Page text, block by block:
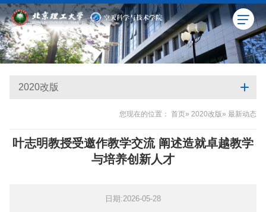
2020改版
您现在的位置： 首页» 2020改版» 最新动态
叶志明教授受邀作教学交流 阐述造就卓越教学
与培养创新人才
日期:2026-05-28